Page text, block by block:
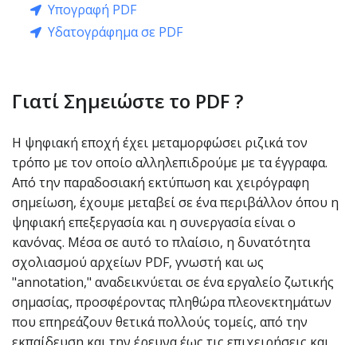
Υπογραφή PDF
Υδατογράφημα σε PDF
Γιατί Σημειώστε το PDF ?
Η ψηφιακή εποχή έχει μεταμορφώσει ριζικά τον
τρόπο με τον οποίο αλληλεπιδρούμε με τα έγγραφα.
Από την παραδοσιακή εκτύπωση και χειρόγραφη
σημείωση, έχουμε μεταβεί σε ένα περιβάλλον όπου η
ψηφιακή επεξεργασία και η συνεργασία είναι ο
κανόνας. Μέσα σε αυτό το πλαίσιο, η δυνατότητα
σχολιασμού αρχείων PDF, γνωστή και ως
"annotation," αναδεικνύεται σε ένα εργαλείο ζωτικής
σημασίας, προσφέροντας πληθώρα πλεονεκτημάτων
που επηρεάζουν θετικά πολλούς τομείς, από την